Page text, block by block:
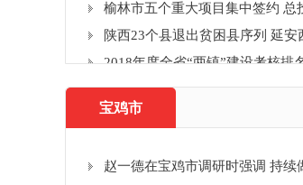
榆林市五个重大项目集中签约 总
陕西23个县退出贫困县序列 延安
2018年度全省“两镇”建设考核排
宝鸡市
赵一德在宝鸡市调研时强调 持续